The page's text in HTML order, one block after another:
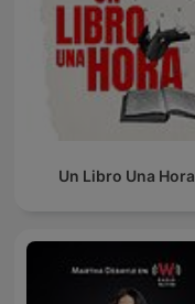
Un Libro Una Hora